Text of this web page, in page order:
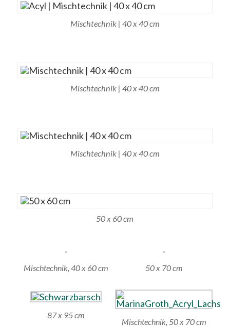
Mischtechnik | 40 x 40 cm
Mischtechnik | 40 x 40 cm
Mischtechnik | 40 x 40 cm
50 x 60 cm
Mischtechnik, 40 x 60 cm 50 x 70 cm
87 x 95 cm
Mischtechnik, 50 x 70 cm